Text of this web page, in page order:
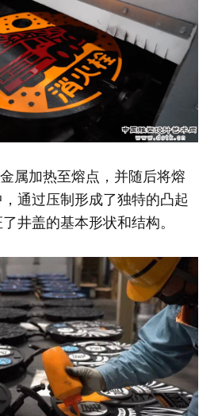
属加热至熔点，并随后将熔
通过压制形成了独特的凸起
井盖的基本形状和结构。